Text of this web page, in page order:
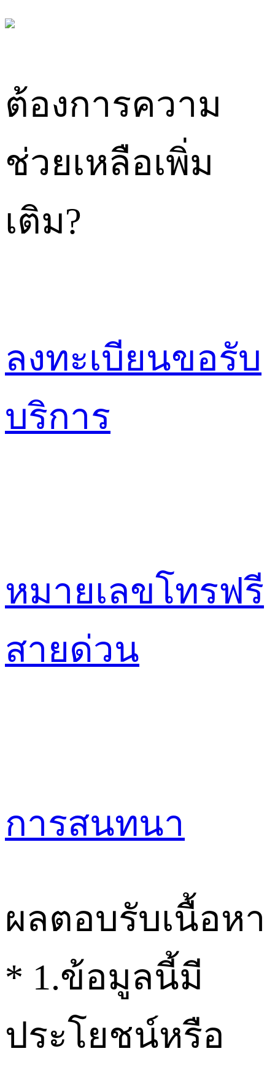
ต้องการความ
ช่วยเหลือเพิ่ม
เติม?
ลงทะเบียนขอรับ
บริการ
หมายเลขโทรฟรี
สายด่วน
การสนทนา
ผลตอบรับเนื้อหา
* 1.ข้อมูลนี้มี
ประโยชน์หรือ